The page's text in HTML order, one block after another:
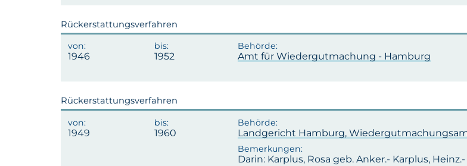
Rückerstattungsverfahren
1946 1952 Amt für Wiedergutmachung - Hamburg
Rückerstattungsverfahren
1949 1960 Landgericht Hamburg,
Darin: Karplus, Rosa geb. Anker.- Karplus,